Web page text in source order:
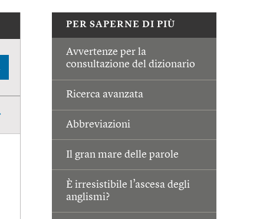
PER SAPERNE DI PIÙ
Avvertenze per la
consultazione del dizionario
Ricerca avanzata
Abbreviazioni
Il gran mare delle parole
È irresistibile l’ascesa degli
anglismi?